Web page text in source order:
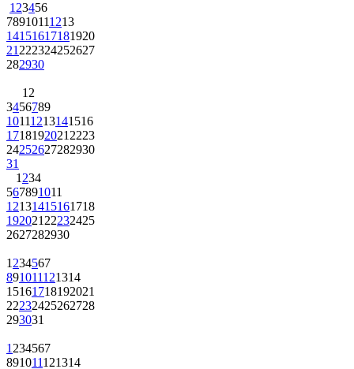
1 23456
78910111213
14151617181920
21 222324252627
282930
1 2
3456789
10111213141516
1718192021 2223
24252627282930
31
1 234
567891011
12131415161718
192021 22232425
2627282930
1 234567
891011121314
15161718192021
22232425262728
293031
1 234567
891011121314